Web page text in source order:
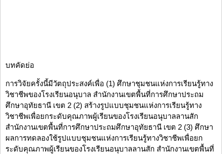
บทคัดย่อ
การวิจัยครั้งนี้มีวัตถุประสงค์เพื่อ (1) ศึกษาชุมชนแห่งการเรียนรู้ทาง
วิชาชีพของโรงเรียนอนุบาล สำนักงานเขตพื้นที่การศึกษาประถม
ศึกษาอุทัยธานี เขต 2 (2) สร้างรูปแบบชุมชนแห่งการเรียนรู้ทาง
วิชาชีพเพื่อยกระดับคุณภาพผู้เรียนของโรงเรียนอนุบาลลานสัก
สำนักงานเขตพื้นที่การศึกษาประถมศึกษาอุทัยธานี เขต 2 (3) ศึกษา
ผลการทดลองใช้รูปแบบชุมชนแห่งการเรียนรู้ทางวิชาชีพเพื่อยก
ระดับคุณภาพผู้เรียนของโรงเรียนอนุบาลลานสัก สำนักงานเขตพื้นที่